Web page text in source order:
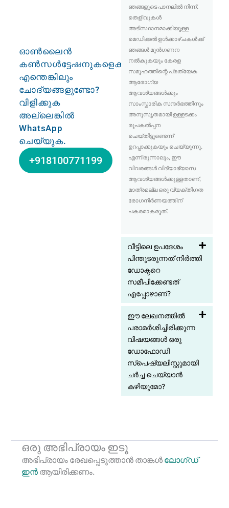
ഓൺലൈൻ
കൺസൾട്ടേഷനുകളെക്കുറിച്ച്
എന്തെങ്കിലും
ചോദ്യങ്ങളുണ്ടോ?
വിളിക്കുക
അല്ലെങ്കിൽ
WhatsApp
ചെയ്യുക.
+918100771199
ഞങ്ങളുടെ പാനലിൽ നിന്ന്.
തെളിവുകൾ
അടിസ്ഥാനമാക്കിയുള്ള
മെഡിക്കൽ ഉൾക്കാഴ്ചകൾക്ക്
ഞങ്ങൾ മുൻഗണന
നൽകുകയും കേരള
സമൂഹത്തിന്റെ പ്രത്യേക
ആരോഗ്യ
ആവശ്യങ്ങൾക്കും
സാംസ്കാരിക സന്ദർഭത്തിനും
അനുസൃതമായി ഉള്ളടക്കം
രൂപകൽപ്പന
ചെയ്തിട്ടുണ്ടെന്ന്
ഉറപ്പാക്കുകയും ചെയ്യുന്നു.
എന്നിരുന്നാലും, ഈ
വിവരങ്ങൾ വിദ്യാഭ്യാസ
ആവശ്യങ്ങൾക്കുള്ളതാണ്,
മാത്രമല്ല ഒരു വ്യക്തിഗത
രോഗനിർണയത്തിന്
പകരമാകരുത്.
വീട്ടിലെ ഉപദേശം
പിന്തുടരുന്നത് നിർത്തി
ഡോക്ടറെ
സമീപിക്കേണ്ടത്
എപ്പോഴാണ്?
ഈ ലേഖനത്തിൽ
പരാമർശിച്ചിരിക്കുന്ന
വിഷയങ്ങൾ ഒരു
ഡോഫോഡി
സ്പെഷ്യലിസ്റ്റുമായി
ചർച്ച ചെയ്യാൻ
കഴിയുമോ?
ഒരു അഭിപ്രായം ഇടൂ
അഭിപ്രായം രേഖപ്പെടുത്താ‍ൻ താങ്കൾ ലോഗ്ഡ്
ഇൻ ആയിരിക്കണം.